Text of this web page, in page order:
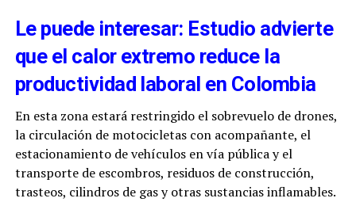
Le puede interesar: Estudio advierte
que el calor extremo reduce la
productividad laboral en Colombia
En esta zona estará restringido el sobrevuelo de drones,
la circulación de motocicletas con acompañante, el
estacionamiento de vehículos en vía pública y el
transporte de escombros, residuos de construcción,
trasteos, cilindros de gas y otras sustancias inflamables.